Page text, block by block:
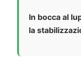
In bocca al
la